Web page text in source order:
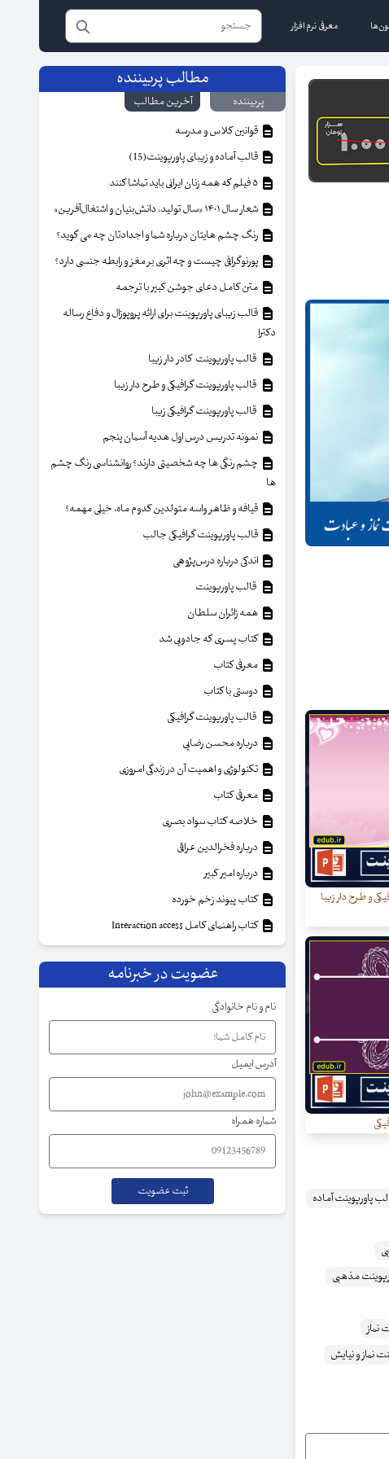
معرفی نرم افزار
و طرح دار زیبا
پاورپوینت آماده
مذهبی
نماز
نماز و نیایش
مطالب پربیننده
پربیننده
آخرین مطالب
قوانین کلاس و مدرسه
قالب آماده و زیبای پاورپوینت(15)
شعار سال ۱۴۰۱ «سال تولید، دانش‌بنیان و اشتغال‌آفرین»
رنگ چشم هایتان درباره شما و اجدادتان چه می گوید؟
پورنوگرافی چیست و چه اثری بر مغز و رابطه جنسی دارد؟
متن کامل دعای جوشن کبیر با ترجمه
قالب زیبای پاورپوینت برای ارائه پروپوزال و دفاع رساله
دکترا
قالب پاورپوینت کادر دار زیبا
قالب پاورپوینت گرافیکی و طرح دار زیبا
قالب پاورپوینت گرافیکی زیبا
نمونه تدریس درس اول هدیه آسمان پنجم
چشم رنگی ها چه شخصیتی دارند؟ روانشناسی رنگ چشم
ها
قیافه و ظاهر واسه متولدین کدوم ماه، خیلی مهمه؟
قالب پاورپوینت گرافیکی جالب
اندکی درباره درس‌پژوهی
قالب پاورپوینت
همه زائران سلطان
کتاب پسری که جادویی شد
معرفی کتاب
دوستی با کتاب
قالب پاورپوینت گرافیکی
درباره محسن رضایی
تکنولوژی و اهمیت آن در زندگی امروزی
معرفی کتاب
خلاصه کتاب سواد بصری
درباره فخرالدین عراقی
درباره امیر کبیر
کتاب پیوند زخم خورده
کتاب راهنمای کامل Interaction access
عضویت در خبرنامه
نام و نام خانوادگی
آدرس ایمیل
شماره همراه